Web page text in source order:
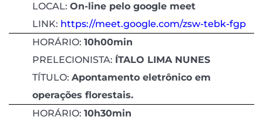
LOCAL: On-line pelo google meet
LINK: https://meet.google.com/zsw-tebk-fgp
HORÁRIO: 10h00min
PRELECIONISTA: ÍTALO LIMA NUNES
TÍTULO: Apontamento eletrônico em
operações florestais.
HORÁRIO: 10h30min